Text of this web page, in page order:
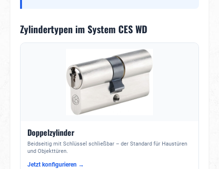
Zylindertypen im System CES WD
Doppelzylinder
Beidseitig mit Schlüssel schließbar – der Standard für Haustüren
und Objekttüren.
Jetzt konfigurieren →